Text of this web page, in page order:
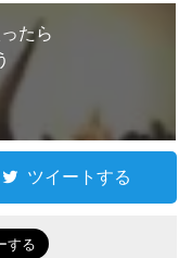
たら
ツイートする